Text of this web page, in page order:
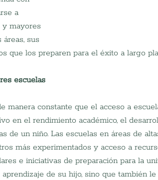
a
y mayores
sus
que los preparen para el éxito a largo
escuelas
manera constante que el acceso a
en el rendimiento académico, el
de un niño. Las escuelas en áreas de
más experimentados y acceso a
e iniciativas de preparación para la
de su hijo, sino que también